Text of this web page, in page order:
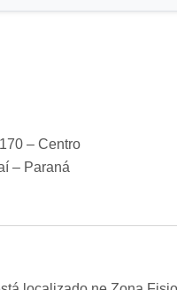
– Centro
– Paraná